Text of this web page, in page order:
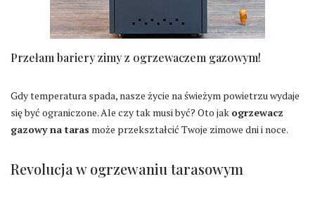
Przełam bariery zimy z ogrzewaczem gazowym!
Gdy temperatura spada, nasze życie na świeżym powietrzu wydaje
się być ograniczone. Ale czy tak musi być? Oto jak ogrzewacz
gazowy na taras może przekształcić Twoje zimowe dni i noce.
Revolucja w ogrzewaniu tarasowym